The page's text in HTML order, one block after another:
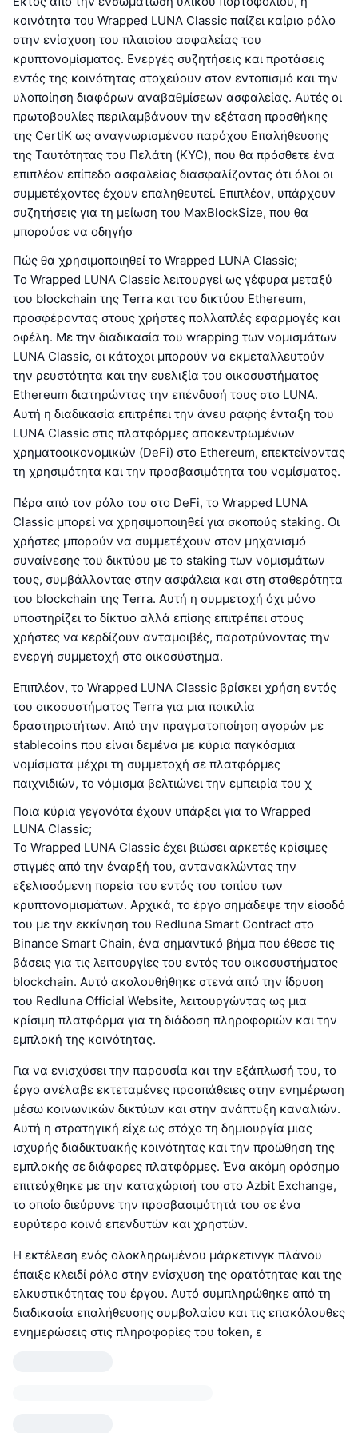
κοινότητα του Wrapped LUNA Classic παίζει καίριο ρόλο
στην ενίσχυση του πλαισίου ασφαλείας του
κρυπτονομίσματος. Ενεργές συζητήσεις και προτάσεις
εντός της κοινότητας στοχεύουν στον εντοπισμό και την
υλοποίηση διαφόρων αναβαθμίσεων ασφαλείας. Αυτές οι
πρωτοβουλίες περιλαμβάνουν την εξέταση προσθήκης
της CertiK ως αναγνωρισμένου παρόχου Επαλήθευσης
της Ταυτότητας του Πελάτη (KYC), που θα πρόσθετε ένα
επιπλέον επίπεδο ασφαλείας διασφαλίζοντας ότι όλοι οι
συμμετέχοντες έχουν επαληθευτεί. Επιπλέον, υπάρχουν
συζητήσεις για τη μείωση του MaxBlockSize, που θα
μπορούσε να οδηγήσ
Πώς θα χρησιμοποιηθεί το Wrapped LUNA Classic;
Το Wrapped LUNA Classic λειτουργεί ως γέφυρα μεταξύ
του blockchain της Terra και του δικτύου Ethereum,
προσφέροντας στους χρήστες πολλαπλές εφαρμογές και
οφέλη. Με την διαδικασία του wrapping των νομισμάτων
LUNA Classic, οι κάτοχοι μπορούν να εκμεταλλευτούν
την ρευστότητα και την ευελιξία του οικοσυστήματος
Ethereum διατηρώντας την επένδυσή τους στο LUNA.
Αυτή η διαδικασία επιτρέπει την άνευ ραφής ένταξη του
LUNA Classic στις πλατφόρμες αποκεντρωμένων
χρηματοοικονομικών (DeFi) στο Ethereum, επεκτείνοντας
τη χρησιμότητα και την προσβασιμότητα του νομίσματος.
Πέρα από τον ρόλο του στο DeFi, το Wrapped LUNA
Classic μπορεί να χρησιμοποιηθεί για σκοπούς staking. Οι
χρήστες μπορούν να συμμετέχουν στον μηχανισμό
συναίνεσης του δικτύου με το staking των νομισμάτων
τους, συμβάλλοντας στην ασφάλεια και στη σταθερότητα
του blockchain της Terra. Αυτή η συμμετοχή όχι μόνο
υποστηρίζει το δίκτυο αλλά επίσης επιτρέπει στους
χρήστες να κερδίζουν ανταμοιβές, παροτρύνοντας την
ενεργή συμμετοχή στο οικοσύστημα.
Επιπλέον, το Wrapped LUNA Classic βρίσκει χρήση εντός
του οικοσυστήματος Terra για μια ποικιλία
δραστηριοτήτων. Από την πραγματοποίηση αγορών με
stablecoins που είναι δεμένα με κύρια παγκόσμια
νομίσματα μέχρι τη συμμετοχή σε πλατφόρμες
παιχνιδιών, το νόμισμα βελτιώνει την εμπειρία του χ
Ποια κύρια γεγονότα έχουν υπάρξει για το Wrapped
LUNA Classic;
Το Wrapped LUNA Classic έχει βιώσει αρκετές κρίσιμες
στιγμές από την έναρξή του, αντανακλώντας την
εξελισσόμενη πορεία του εντός του τοπίου των
κρυπτονομισμάτων. Αρχικά, το έργο σημάδεψε την είσοδό
του με την εκκίνηση του Redluna Smart Contract στο
Binance Smart Chain, ένα σημαντικό βήμα που έθεσε τις
βάσεις για τις λειτουργίες του εντός του οικοσυστήματος
blockchain. Αυτό ακολουθήθηκε στενά από την ίδρυση
του Redluna Official Website, λειτουργώντας ως μια
κρίσιμη πλατφόρμα για τη διάδοση πληροφοριών και την
εμπλοκή της κοινότητας.
Για να ενισχύσει την παρουσία και την εξάπλωσή του, το
έργο ανέλαβε εκτεταμένες προσπάθειες στην ενημέρωση
μέσω κοινωνικών δικτύων και στην ανάπτυξη καναλιών.
Αυτή η στρατηγική είχε ως στόχο τη δημιουργία μιας
ισχυρής διαδικτυακής κοινότητας και την προώθηση της
εμπλοκής σε διάφορες πλατφόρμες. Ένα ακόμη ορόσημο
επιτεύχθηκε με την καταχώρισή του στο Azbit Exchange,
το οποίο διεύρυνε την προσβασιμότητά του σε ένα
ευρύτερο κοινό επενδυτών και χρηστών.
Η εκτέλεση ενός ολοκληρωμένου μάρκετινγκ πλάνου
έπαιξε κλειδί ρόλο στην ενίσχυση της ορατότητας και της
ελκυστικότητας του έργου. Αυτό συμπληρώθηκε από τη
διαδικασία επαλήθευσης συμβολαίου και τις επακόλουθες
ενημερώσεις στις πληροφορίες του token, ε